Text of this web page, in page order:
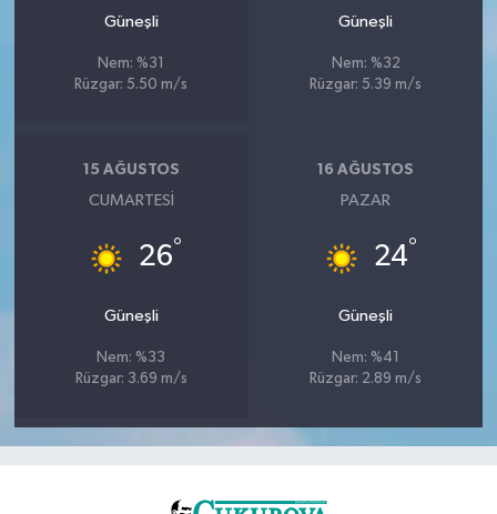
Güneşli
Nem: %31
Rüzgar: 5.50 m/s
Güneşli
Nem: %32
Rüzgar: 5.39 m/s
15 AĞUSTOS
CUMARTESI
26°
Güneşli
Nem: %33
Rüzgar: 3.69 m/s
16 AĞUSTOS
PAZAR
24°
Güneşli
Nem: %41
Rüzgar: 2.89 m/s